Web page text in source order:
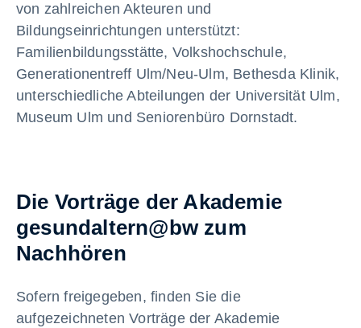
von zahlreichen Akteuren und
Bildungseinrichtungen unterstützt:
Familienbildungsstätte, Volkshochschule,
Generationentreff Ulm/Neu-Ulm, Bethesda Klinik,
unterschiedliche Abteilungen der Universität Ulm,
Museum Ulm und Seniorenbüro Dornstadt.
Die Vorträge der Akademie
gesundaltern@bw zum
Nachhören
Sofern freigegeben, finden Sie die
aufgezeichneten Vorträge der Akademie